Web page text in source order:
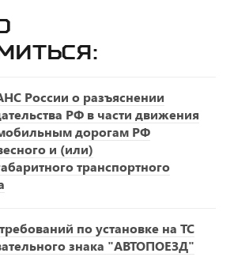
России о разъяснении
РФ в части движения
дорогам РФ
и (или)
транспортного
по установке на ТС
знака "АВТОПОЕЗД"